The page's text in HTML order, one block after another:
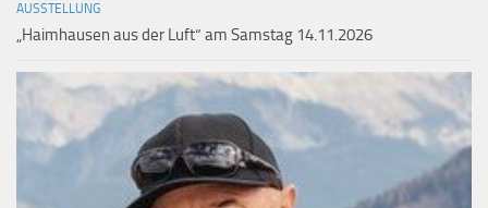
AUSSTELLUNG
„Haimhausen aus der Luft“ am Samstag 14.11.2026